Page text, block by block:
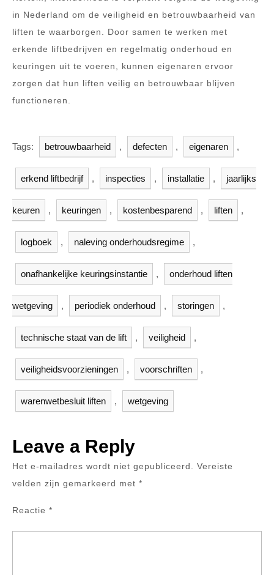
in Nederland om de veiligheid en betrouwbaarheid van
liften te waarborgen. Door samen te werken met
erkende liftbedrijven en regelmatig onderhoud en
keuringen uit te voeren, kunnen eigenaren ervoor
zorgen dat hun liften veilig en betrouwbaar blijven
functioneren.
Tags: betrouwbaarheid , defecten , eigenaren ,
erkend liftbedrijf , inspecties , installatie , jaarlijks
keuren , keuringen , kostenbesparend , liften ,
logboek , naleving onderhoudsregime ,
onafhankelijke keuringsinstantie , onderhoud liften
wetgeving , periodiek onderhoud , storingen ,
technische staat van de lift , veiligheid ,
veiligheidsvoorzieningen , voorschriften ,
warenwetbesluit liften , wetgeving
Leave a Reply
Het e-mailadres wordt niet gepubliceerd.
Vereiste
velden zijn gemarkeerd met *
Reactie *